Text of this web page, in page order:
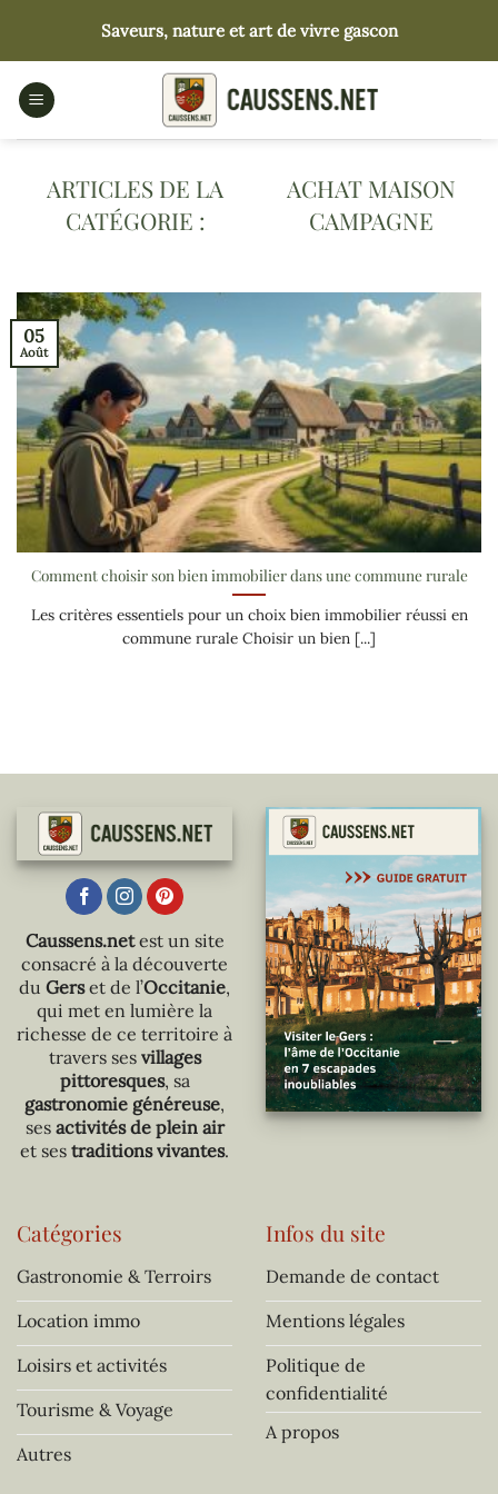
contenu
Saveurs, nature et art de vivre gascon
ACHAT MAISON
CAMPAGNE
Comment choisir son bien immobilier dans une commune rurale
Les critères essentiels pour un choix bien immobilier réussi en
commune rurale Choisir un bien [...]
05
Août
Caussens.netest un site
consacré à la découverte
du Gerset de l’Occitanie,
qui met en lumière la
richesse de ce territoire à
travers ses villages
pittoresques, sa
gastronomie généreuse,
ses activités de plein air
et ses traditions vivantes.
Catégories
Gastronomie & Terroirs
Location immo
Loisirs et activités
Tourisme & Voyage
Autres
Infos du site
Demande de contact
Mentions légales
Politique de
confidentialité
A propos